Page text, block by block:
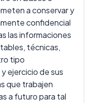
a conservar y
confidencial
las informaciones
técnicas,
tipo
ejercicio de sus
que trabajen
a futuro para tal